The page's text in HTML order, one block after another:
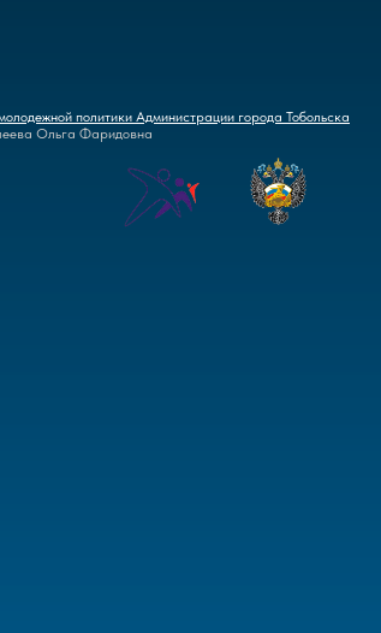
политики Администрации города Тобольска
Ольга Фаридовна